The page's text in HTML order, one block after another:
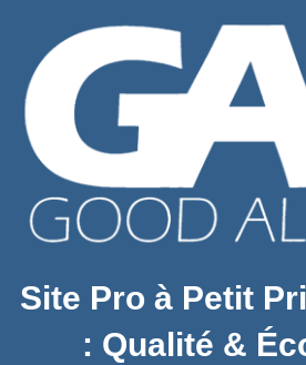
Site Pro à Petit
: Qualité &